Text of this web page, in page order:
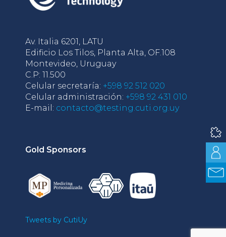
Av. Italia 6201, LATU
Edificio Los Tilos, Planta Alta, OF.108
Montevideo, Uruguay
C.P: 11.500
Celular secretaría: +598 92 512 020
Celular administración: +598 92 431 010
E-mail: contacto@testing.cuti.org.uy
Gold Sponsors
Tweets by CutiUy